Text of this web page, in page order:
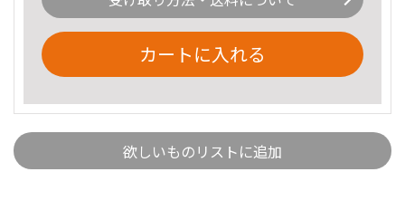
カートに入れる
欲しいものリストに追加